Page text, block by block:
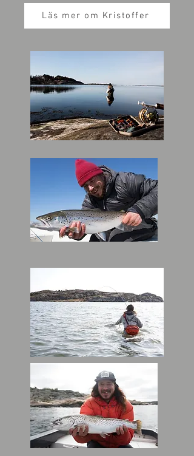
Läs mer om Kristoffer